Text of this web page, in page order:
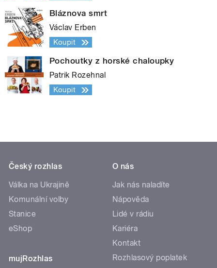
Bláznova smrt
Václav Erben
Koupit
Pochoutky z horské chaloupky
Patrik Rozehnal
Koupit
Český rozhlas
Válka na Ukrajině
Komunální volby
Stanice
eShop
mujRozhlas
O nás
Jak nás naladíte
Nápověda
Lidé v rádiu
Kariéra
Kontakt
Rozhlasový poplatek